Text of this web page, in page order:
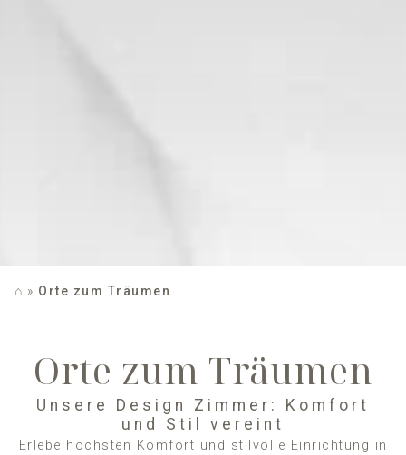
⌂ » Orte zum Träumen
Orte zum Träumen
Unsere Design Zimmer: Komfort
und Stil vereint
Erlebe höchsten Komfort und stilvolle Einrichtung in